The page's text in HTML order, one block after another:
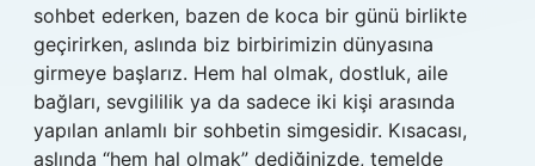
sohbet ederken, bazen de koca bir günü birlikte
geçirirken, aslında biz birbirimizin dünyasına
girmeye başlarız. Hem hal olmak, dostluk, aile
bağları, sevgililik ya da sadece iki kişi arasında
yapılan anlamlı bir sohbetin simgesidir. Kısacası,
aslında “hem hal olmak” dediğinizde, temelde